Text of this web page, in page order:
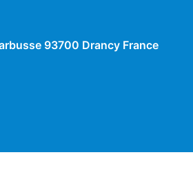
93700 Drancy France